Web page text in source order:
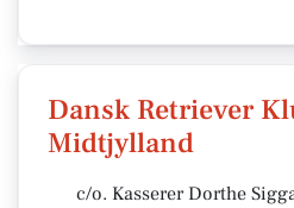
Dansk Retriever
Midtjylland
c/o. Kasserer Dorthe